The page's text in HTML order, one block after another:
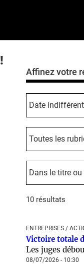
!
Affinez votre
10 résultats
ENTREPRISES /
Victoire totale
Les juges
08/07/2026 - 10:30